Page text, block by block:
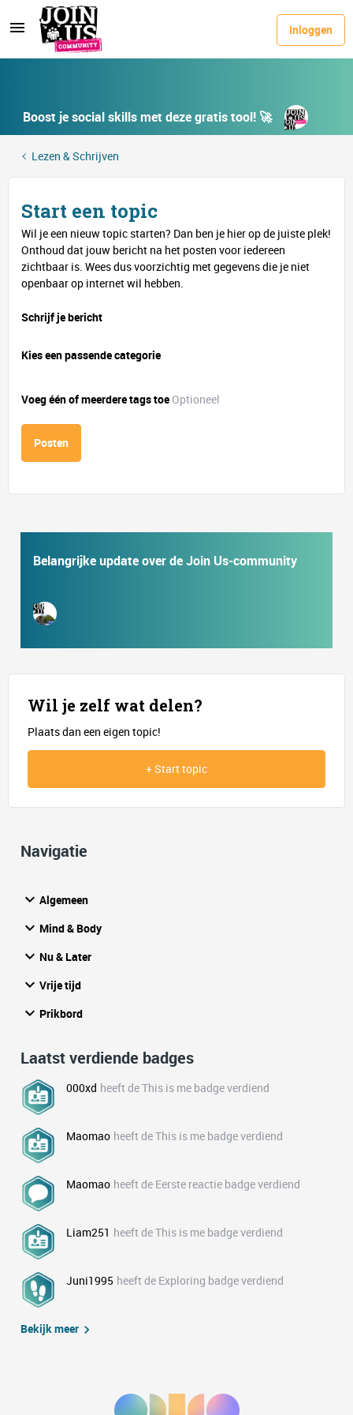
Inloggen
Boost je social skills met deze gratis tool! 🚀
Lezen & Schrijven
Start een topic
Wil je een nieuw topic starten? Dan ben je hier op de juiste plek!
Onthoud dat jouw bericht na het posten voor iedereen
zichtbaar is. Wees dus voorzichtig met gegevens die je niet
openbaar op internet wil hebben.
Schrijf je bericht
Kies een passende categorie
Voeg één of meerdere tags toeOptioneel
Posten
Belangrijke update over de Join Us-community
Wil je zelf wat delen?
Plaats dan een eigen topic!
+ Start topic
Navigatie
Algemeen
Mind & Body
Nu & Later
Vrije tijd
Prikbord
Laatst verdiende badges
000xd heeft de This is me badge verdiend
Maomao heeft de This is me badge verdiend
Maomao heeft de Eerste reactie badge verdiend
Liam251 heeft de This is me badge verdiend
Juni1995 heeft de Exploring badge verdiend
Bekijk meer